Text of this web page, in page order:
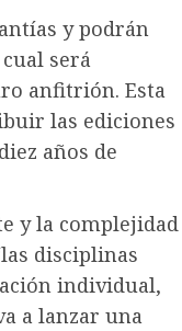
y podrán
será
anfitrión. Esta
las ediciones
años de
y la complejidad
disciplinas
individual,
a lanzar una